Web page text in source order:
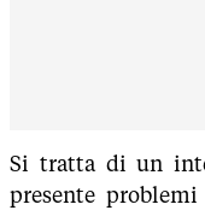
Si tratta di un
presente